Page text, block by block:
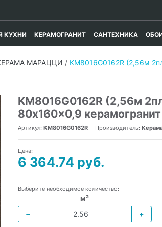
КУХНИ КЕРАМОГРАНИТ САНТЕХНИКА
МАРАЦЦИ / KM8016G0162R (2,56м
KM8016G0162R (2,56м
80x160x0,9 керамогранит
Артикул: KM8016G0162R Производитель:
Цена:
6 364.74 руб.
Выберите необходимое количество:
м²
−
+